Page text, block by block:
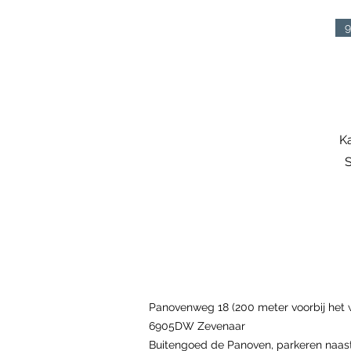
Panovenweg 18 (200 meter voorbij het
6905DW Zevenaar
Buitengoed de Panoven, parkeren